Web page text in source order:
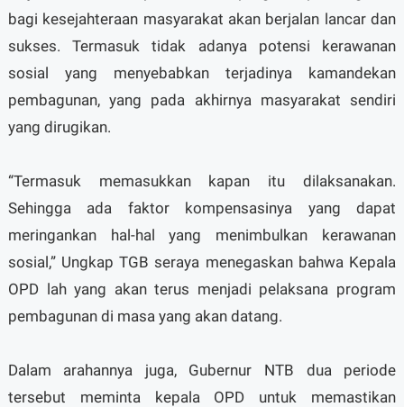
bagi kesejahteraan masyarakat akan berjalan lancar dan
sukses. Termasuk tidak adanya potensi kerawanan
sosial yang menyebabkan terjadinya kamandekan
pembagunan, yang pada akhirnya masyarakat sendiri
yang dirugikan.
“Termasuk memasukkan kapan itu dilaksanakan.
Sehingga ada faktor kompensasinya yang dapat
meringankan hal-hal yang menimbulkan kerawanan
sosial,” Ungkap TGB seraya menegaskan bahwa Kepala
OPD lah yang akan terus menjadi pelaksana program
pembagunan di masa yang akan datang.
Dalam arahannya juga, Gubernur NTB dua periode
tersebut meminta kepala OPD untuk memastikan